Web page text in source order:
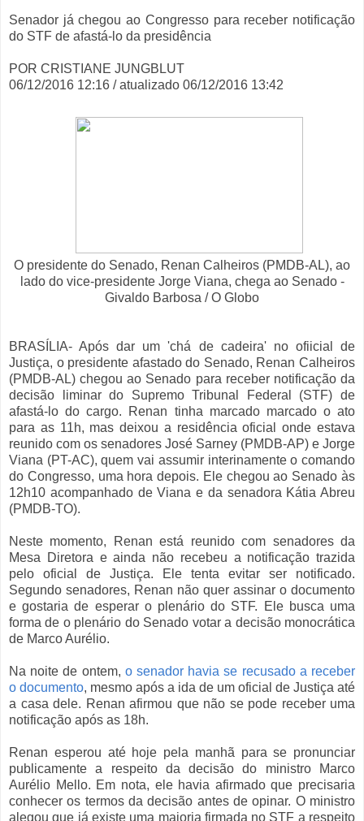
Senador já chegou ao Congresso para receber notificação
do STF de afastá-lo da presidência
POR CRISTIANE JUNGBLUT
06/12/2016 12:16 / atualizado 06/12/2016 13:42
O presidente do Senado, Renan Calheiros (PMDB-AL), ao
lado do vice-presidente Jorge Viana, chega ao Senado -
Givaldo Barbosa / O Globo
BRASÍLIA- Após dar um 'chá de cadeira' no ofiicial de
Justiça, o presidente afastado do Senado, Renan Calheiros
(PMDB-AL) chegou ao Senado para receber notificação da
decisão liminar do Supremo Tribunal Federal (STF) de
afastá-lo do cargo. Renan tinha marcado marcado o ato
para as 11h, mas deixou a residência oficial onde estava
reunido com os senadores José Sarney (PMDB-AP) e Jorge
Viana (PT-AC), quem vai assumir interinamente o comando
do Congresso, uma hora depois. Ele chegou ao Senado às
12h10 acompanhado de Viana e da senadora Kátia Abreu
(PMDB-TO).
Neste momento, Renan está reunido com senadores da
Mesa Diretora e ainda não recebeu a notificação trazida
pelo oficial de Justiça. Ele tenta evitar ser notificado.
Segundo senadores, Renan não quer assinar o documento
e gostaria de esperar o plenário do STF. Ele busca uma
forma de o plenário do Senado votar a decisão monocrática
de Marco Aurélio.
Na noite de ontem, o senador havia se recusado a receber
o documento, mesmo após a ida de um oficial de Justiça até
a casa dele. Renan afirmou que não se pode receber uma
notificação após as 18h.
Renan esperou até hoje pela manhã para se pronunciar
publicamente a respeito da decisão do ministro Marco
Aurélio Mello. Em nota, ele havia afirmado que precisaria
conhecer os termos da decisão antes de opinar. O ministro
alegou que já existe uma maioria firmada no STF a respeito